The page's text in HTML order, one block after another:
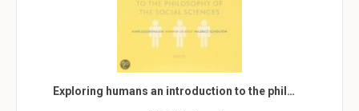
Exploring humans an introduction to the phil…